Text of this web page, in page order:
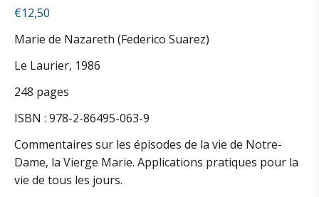
€12,50
Marie de Nazareth (Federico Suarez)
Le Laurier, 1986
248 pages
ISBN : 978-2-86495-063-9
Commentaires sur les épisodes de la vie de Notre-
Dame, la Vierge Marie. Applications pratiques pour la
vie de tous les jours.